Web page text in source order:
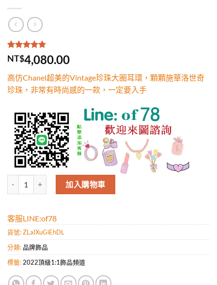
評分 5.00/
5，已有
1
位
分
NT$4,080.00
高仿Chanel超美的Vintage珍珠大圈耳環，顆顆施華洛世奇
珍珠，非常有時尚感的一款，一定要入手
高仿Chanel超美的Vintage珍珠大圈耳環，顆顆施華洛世奇珍珠，非
加入購物車
客服LINE:of78
貨號:ZLaIXuGiEhDL
分類: 品牌飾品
標籤: 2022頂級1:1飾品頻道